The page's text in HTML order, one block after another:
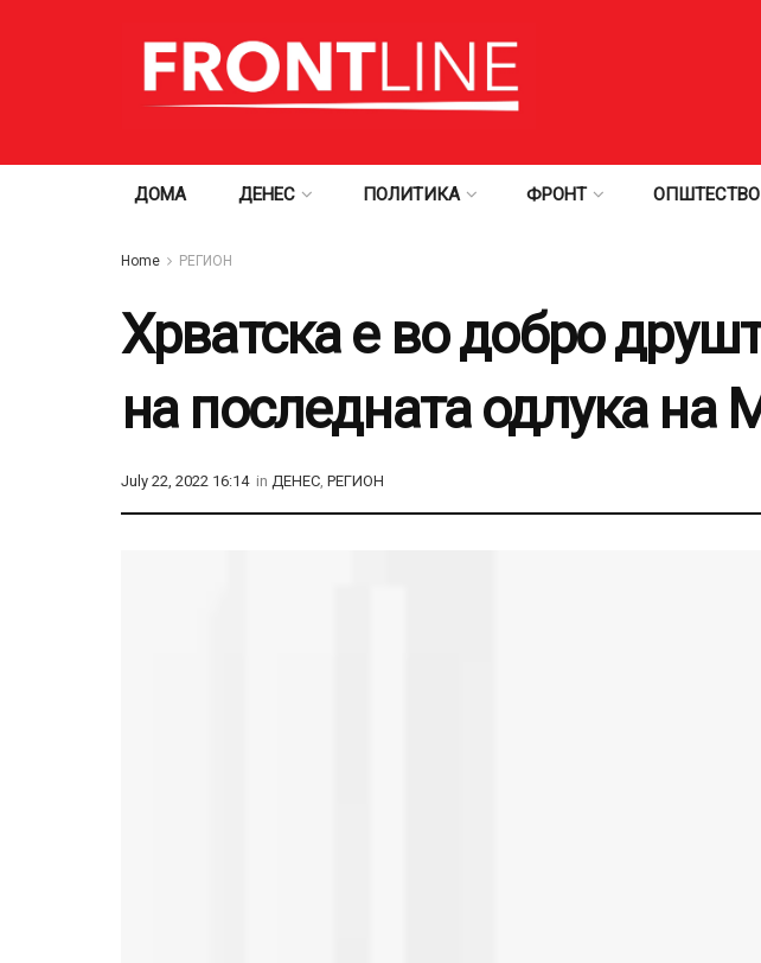
ДОМА ДЕНЕС ПОЛИТИКА ФРОНТ ОПШТЕСТВО
Home РЕГИОН
Хрватска е во добро
на последната одлука на
July 22, 2022 16:14 in ДЕНЕС, РЕГИОН